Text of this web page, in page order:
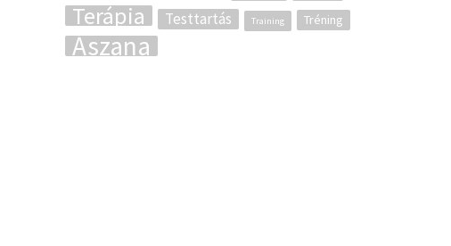
Terápia Testtartás Training Tréning
Ászana